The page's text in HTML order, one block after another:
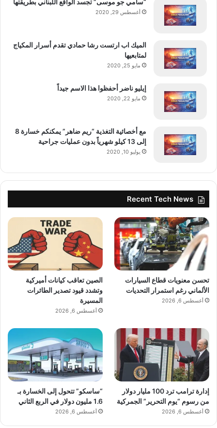
“سامي جو موسى” تجسد الواقع اللبناني بطريقتها
أغسطس 29, 2020
الميك اب ارتست رشا حمادي تقدم أسرار المكياج
لمتابعيها
مايو 25, 2020
إيليو ناضر أحفظوا هذا الاسم جيداً
مايو 22, 2020
مع أخصائية التغذية “ريم ضاهر” يمكنكم خسارة 8
إلى 13 كيلو شهرياً بدون عمليات جراحية
يوليو 10, 2020
Recent Tech News
تحسن معنويات قطاع السيارات
الألماني رغم استمرار التحديات
أغسطس 6, 2026
الصين تعاقب كيانات أميركية
وتشدد قيود تصدير الطائرات
المسيرة
أغسطس 6, 2026
إدارة ترامب ترد 100 مليار دولار
من رسوم “يوم التحرير” الجمركية
أغسطس 6, 2026
“ساسكو” تتحول إلى الخسارة بـ
1.6 مليون دولار في الربع الثاني
أغسطس 6, 2026